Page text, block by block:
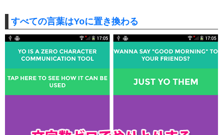
すべての言葉はYoに置き換わる